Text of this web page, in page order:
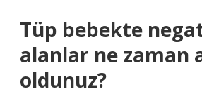
Tüp bebekte
alanlar ne zaman
oldunuz?